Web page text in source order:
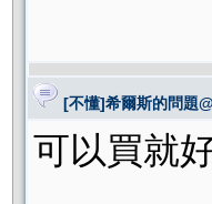
[不懂]希爾斯的問題
可以買就